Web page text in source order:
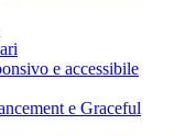
e accessibile
e Graceful